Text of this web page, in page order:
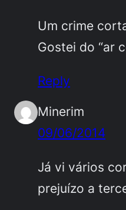
Um crime
Gostei do “ar
Reply
Minerim
09/06/2014
Já vi vários
prejuízo a